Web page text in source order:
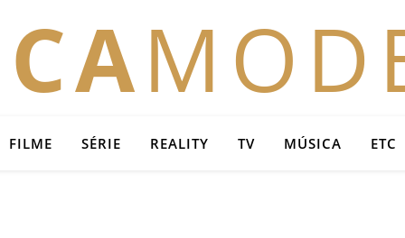
FILME SÉRIE REALITY TV MÚSICA ETC